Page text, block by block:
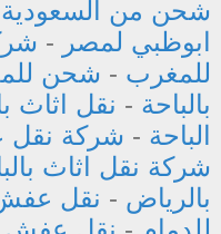
شحن من السعودية
ابوظبي لمصر -
للمغرب - شحن
بالباحة - نقل اثاث
الباحة - شركة نقل
شركة نقل اثاث
بالرياض - نقل